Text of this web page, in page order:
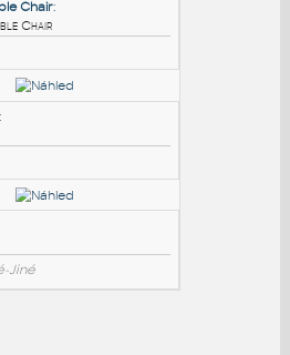
DE COUPE dyn
prvky
Bubble Chair
Bubble Chair